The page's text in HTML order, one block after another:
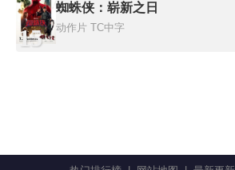
15
蜘蛛侠：崭新之日
动作片 TC中字